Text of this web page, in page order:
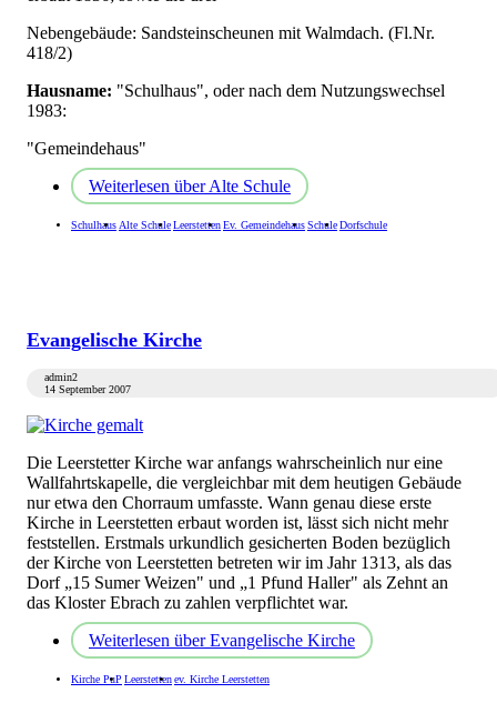
Nebengebäude: Sandsteinscheunen mit Walmdach. (Fl.Nr.
418/2)
Hausname: "Schulhaus", oder nach dem Nutzungswechsel
1983:
"Gemeindehaus"
Weiterlesen über Alte Schule
Schulhaus Alte SchuleLeerstettenEv. GemeindehausSchuleDorfschule
Evangelische Kirche
admin2
14 September 2007
Die Leerstetter Kirche war anfangs wahrscheinlich nur eine
Wallfahrtskapelle, die vergleichbar mit dem heutigen Gebäude
nur etwa den Chorraum umfasste. Wann genau diese erste
Kirche in Leerstetten erbaut worden ist, lässt sich nicht mehr
feststellen. Erstmals urkundlich gesicherten Boden bezüglich
der Kirche von Leerstetten betreten wir im Jahr 1313, als das
Dorf „15 Sumer Weizen" und „1 Pfund Haller" als Zehnt an
das Kloster Ebrach zu zahlen verpflichtet war.
Weiterlesen über Evangelische Kirche
Kirche PuP Leerstettenev. Kirche Leerstetten